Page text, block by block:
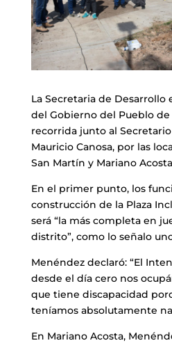
La Secretaria de Desarrollo
del Gobierno del Pueblo
recorrida junto al
Mauricio Canosa, por las
San Martín y Mariano
En el primer punto, los
construcción de la Plaza
será “la más completa en
distrito”, como lo señalo
Menéndez declaró: “El
desde el día cero nos
que tiene discapacidad
teníamos absolutamente
En Mariano Acosta,